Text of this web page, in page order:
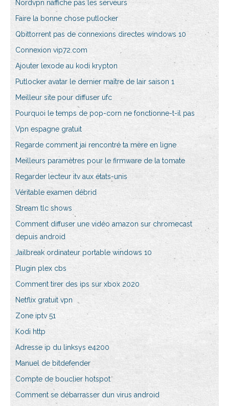
Nordvpn naffiche pas les serveurs
Faire la bonne chose putlocker
Qbittorrent pas de connexions directes windows 10
Connexion vip72.com
Ajouter lexode au kodi krypton
Putlocker avatar le dernier maître de lair saison 1
Meilleur site pour diffuser ufc
Pourquoi le temps de pop-corn ne fonctionne-t-il pas
Vpn espagne gratuit
Regarde comment jai rencontré ta mère en ligne
Meilleurs paramètres pour le firmware de la tomate
Regarder lecteur itv aux états-unis
Véritable examen débrid
Stream tlc shows
Comment diffuser une vidéo amazon sur chromecast
depuis android
Jailbreak ordinateur portable windows 10
Plugin plex cbs
Comment tirer des ips sur xbox 2020
Netflix gratuit vpn
Zone iptv 51
Kodi http
Adresse ip du linksys e4200
Manuel de bitdefender
Compte de bouclier hotspot
Comment se débarrasser dun virus android